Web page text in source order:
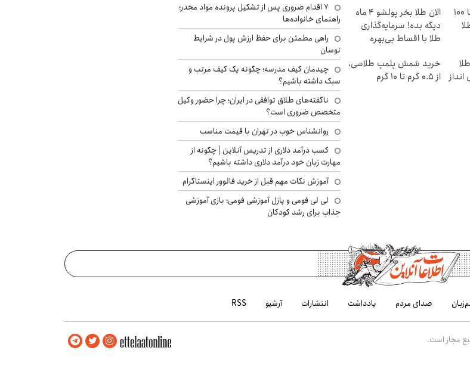
بدون چک و ضامن تا 100
الان طلا بخر پولشو 4 ماه
دیگه بده! سرمایه‌گذاری
طلا با اقساط بی‌بهره
خرید شمش پلمپ طلاسی،
از ۰.۵ گرم تا ۱۰ گرم
۷ اقدام ضروری پس از تشکیل پرونده مواد مخدر؛
راهنمای خانواده‌ها
راهی مطمئن برای حفظ ارزش پول در شرایط
نوسان
چیدمان کیف مدرسه؛ چگونه یک کیف مرتب و
سبک داشته باشیم؟
ناگفته‌های طلاق توافقی در ایران؛ چرا حضور وکیل
متخصص ضروری است؟
روانشناس خوب در تهران با قیمت مناسب
کسب درآمد دلاری از تدریس آنلاین | چگونه از
مهارت زبان خود درآمد دلاری داشته باشیم؟
آموزش نکات مهم قبل از خرید فالوور اینستاگرام
لی لی فومی و پازل آموزشی فومی؛ بازی آموزشی
جذاب برای رشد کودکان
صدای مردم یادداشت انتشارات آرشیو RSS
مجاز است.